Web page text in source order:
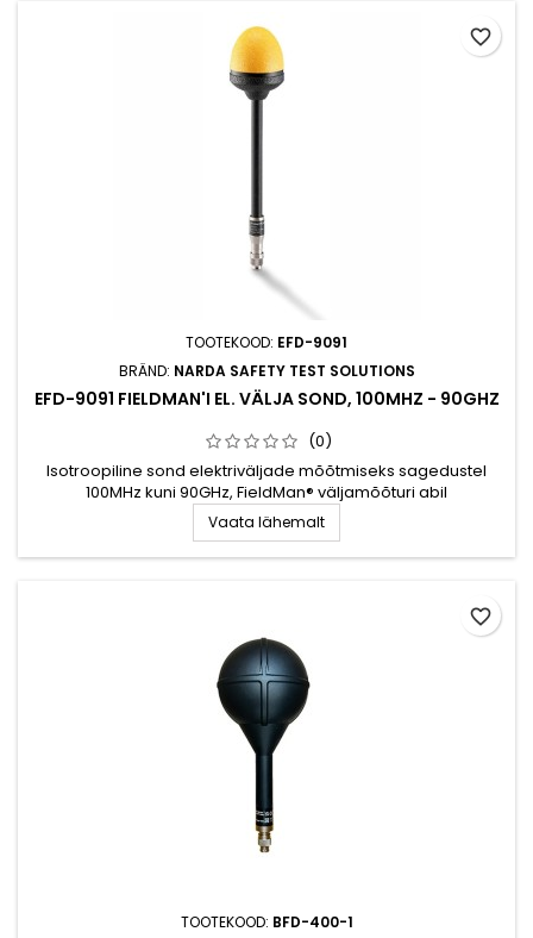
TOOTEKOOD: EFD-9091
BRÄND: NARDA SAFETY TEST SOLUTIONS
EFD-9091 FIELDMAN'I EL. VÄLJA SOND, 100MHZ - 90GHZ
(0)
Isotroopiline sond elektriväljade mõõtmiseks sagedustel
100MHz kuni 90GHz, FieldMan® väljamõõturi abil
Vaata lähemalt
favorite_border
TOOTEKOOD: BFD-400-1
favorite_border